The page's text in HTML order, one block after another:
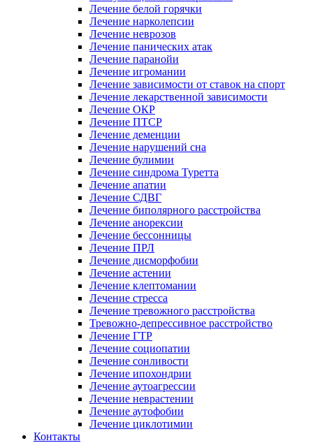
Лечение белой горячки
Лечение нарколепсии
Лечение неврозов
Лечение панических атак
Лечение паранойи
Лечение игромании
Лечение зависимости от ставок на спорт
Лечение лекарственной зависимости
Лечение ОКР
Лечение ПТСР
Лечение деменции
Лечение нарушений сна
Лечение булимии
Лечение синдрома Туретта
Лечение апатии
Лечение СДВГ
Лечение биполярного расстройства
Лечение анорексии
Лечение бессонницы
Лечение ПРЛ
Лечение дисморфобии
Лечение астении
Лечение клептомании
Лечение стресса
Лечение тревожного расстройства
Тревожно-депрессивное расстройство
Лечение ГТР
Лечение социопатии
Лечение сонливости
Лечение ипохондрии
Лечение аутоагрессии
Лечение неврастении
Лечение аутофобии
Лечение циклотимии
Контакты